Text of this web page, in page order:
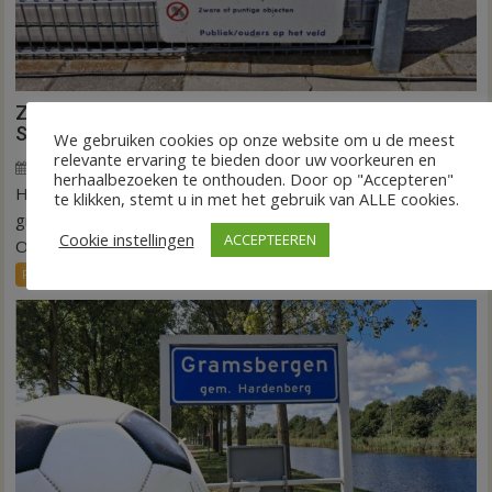
Zomerstop is tijd voor kunstgras in Hardenberg en
Sibculo
3 juli 2026 Wim de Jonge Reacties uitgeschakeldvoor
Zomerstop
kunstgras
in
Hardenberg
en
Sibculo
HARDENBERG/SIBCULO – In de zomerstop is het
groeizaam weer voor kunstgras in Hardenberg en Sibculo.
Op...
FRONTPAGE
We gebruiken cookies op onze website om u de meest
relevante ervaring te bieden door uw voorkeuren en
herhaalbezoeken te onthouden. Door op "Accepteren"
te klikken, stemt u in met het gebruik van ALLE cookies.
Cookie instellingen
ACCEPTEEREN